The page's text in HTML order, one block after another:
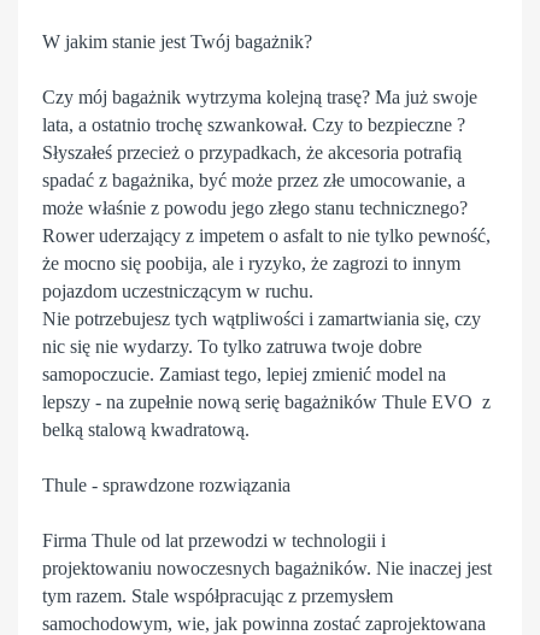
W jakim stanie jest Twój bagażnik?
Czy mój bagażnik wytrzyma kolejną trasę? Ma już swoje
lata, a ostatnio trochę szwankował. Czy to bezpieczne ?
Słyszałeś przecież o przypadkach, że akcesoria potrafią
spadać z bagażnika, być może przez złe umocowanie, a
może właśnie z powodu jego złego stanu technicznego?
Rower uderzający z impetem o asfalt to nie tylko pewność,
że mocno się poobija, ale i ryzyko, że zagrozi to innym
pojazdom uczestniczącym w ruchu.
Nie potrzebujesz tych wątpliwości i zamartwiania się, czy
nic się nie wydarzy. To tylko zatruwa twoje dobre
samopoczucie. Zamiast tego, lepiej zmienić model na
lepszy - na zupełnie nową serię bagażników Thule EVO z
belką stalową kwadratową.
Thule - sprawdzone rozwiązania
Firma Thule od lat przewodzi w technologii i
projektowaniu nowoczesnych bagażników. Nie inaczej jest
tym razem. Stale współpracując z przemysłem
samochodowym, wie, jak powinna zostać zaprojektowana